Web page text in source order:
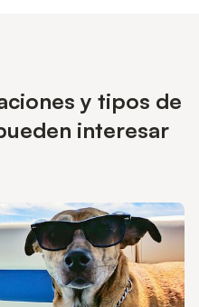
y tipos de
interesar